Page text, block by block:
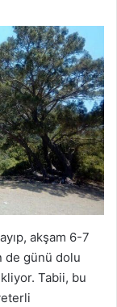
akşam 6-7
de günü dolu
Tabii, bu